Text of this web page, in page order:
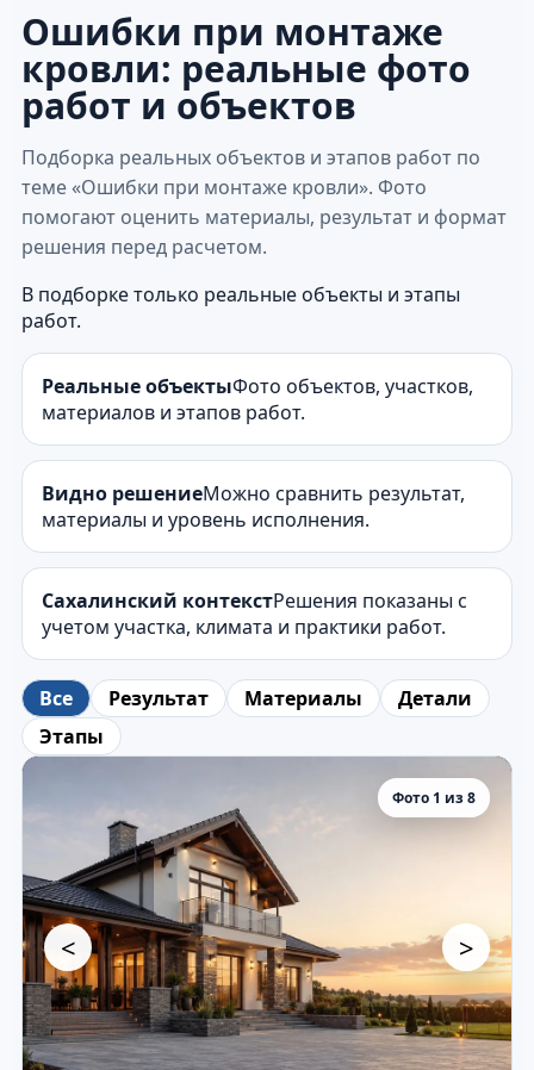
Ошибки при монтаже
кровли: реальные фото
работ и объектов
Подборка реальных объектов и этапов работ по
теме «Ошибки при монтаже кровли». Фото
помогают оценить материалы, результат и формат
решения перед расчетом.
В подборке только реальные объекты и этапы
работ.
Реальные объектыФото объектов, участков,
материалов и этапов работ.
Видно решениеМожно сравнить результат,
материалы и уровень исполнения.
Сахалинский контекстРешения показаны с
учетом участка, климата и практики работ.
Все Результат Материалы
Детали
Этапы
Фото 1 из 8
< >